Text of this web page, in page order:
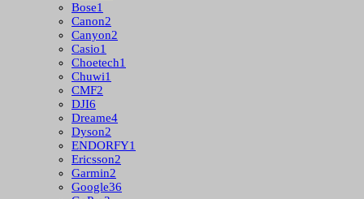
Bose1
Canon2
Canyon2
Casio1
Choetech1
Chuwi1
CMF2
DJI6
Dreame4
Dyson2
ENDORFY1
Ericsson2
Garmin2
Google36